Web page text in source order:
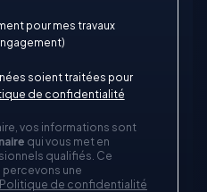
pour mes travaux
soient traitées pour
de confidentialité
vos informations sont
qui vous met en
qualifiés. Ce
une
Politique de confidentialité